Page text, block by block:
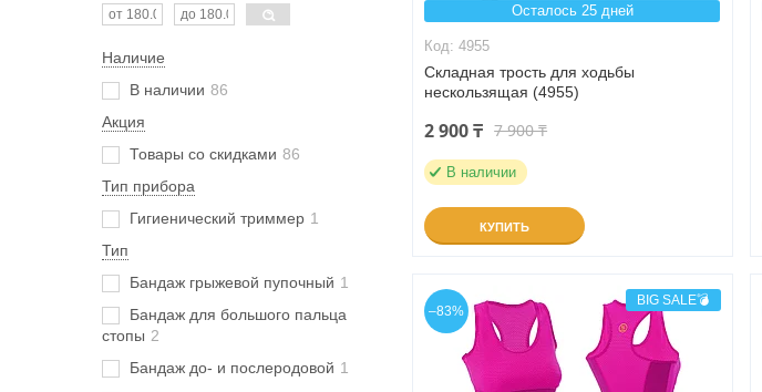
Наличие
В наличии 86
Акция
Товары со скидками 86
Тип прибора
Гигиенический триммер 1
Тип
Бандаж грыжевой пупочный 1
Бандаж для большого пальца
стопы 2
Бандаж до- и послеродовой 1
Осталось 25 дней
4955
Складная трость для ходьбы
нескользящая (4955)
2 900 ₸ 7 900 ₸
В наличии
КУПИТЬ
BIG SALE💣
–83%